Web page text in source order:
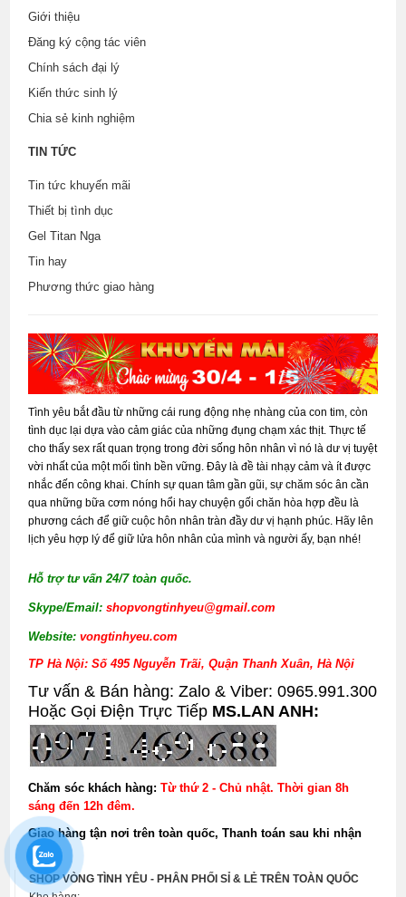
Giới thiệu
Đăng ký cộng tác viên
Chính sách đại lý
Kiến thức sinh lý
Chia sẻ kinh nghiệm
TIN TỨC
Tin tức khuyến mãi
Thiết bị tình dục
Gel Titan Nga
Tin hay
Phương thức giao hàng
Tình yêu bắt đầu từ những cái rung động nhẹ nhàng của con tim, còn
tình dục lại dựa vào cảm giác của những đụng chạm xác thịt. Thực tế
cho thấy sex rất quan trọng trong đời sống hôn nhân vì nó là dư vị tuyệt
vời nhất của một mối tình bền vững. Đây là đề tài nhạy cảm và ít được
nhắc đến công khai. Chính sự quan tâm gần gũi, sự chăm sóc ân cần
qua những bữa cơm nóng hổi hay chuyện gối chăn hòa hợp đều là
phương cách để giữ cuộc hôn nhân tràn đầy dư vị hạnh phúc. Hãy lên
lịch yêu hợp lý để giữ lửa hôn nhân của mình và người ấy, bạn nhé!
Hỗ trợ tư vấn 24/7 toàn quốc.
Skype/Email:shopvongtinhyeu@gmail.com
Website: vongtinhyeu.com
TP Hà Nội: Số 495 Nguyễn Trãi, Quận Thanh Xuân, Hà Nội
Tư vấn & Bán hàng: Zalo & Viber: 0965.991.300
Hoặc Gọi Điện Trực Tiếp MS.LAN ANH:
Chăm sóc khách hàng: Từ thứ 2 - Chủ nhật. Thời gian 8h
sáng đến 12h đêm.
Giao hàng tận nơi trên toàn quốc, Thanh toán sau khi nhận
hàng.
SHOP VÒNG TÌNH YÊU - PHÂN PHỐI SỈ & LẺ TRÊN TOÀN QUỐC